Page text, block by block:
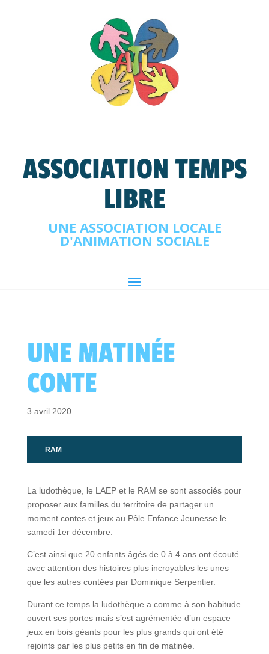
ASSOCIATION TEMPS
LIBRE
UNE ASSOCIATION LOCALE
D'ANIMATION SOCIALE
UNE MATINÉE
CONTE
3 avril 2020
RAM
La ludothèque, le LAEP et le RAM se sont associés pour
proposer aux familles du territoire de partager un
moment contes et jeux au Pôle Enfance Jeunesse le
samedi 1er décembre.
C’est ainsi que 20 enfants âgés de 0 à 4 ans ont écouté
avec attention des histoires plus incroyables les unes
que les autres contées par Dominique Serpentier.
Durant ce temps la ludothèque a comme à son habitude
ouvert ses portes mais s’est agrémentée d’un espace
jeux en bois géants pour les plus grands qui ont été
rejoints par les plus petits en fin de matinée.